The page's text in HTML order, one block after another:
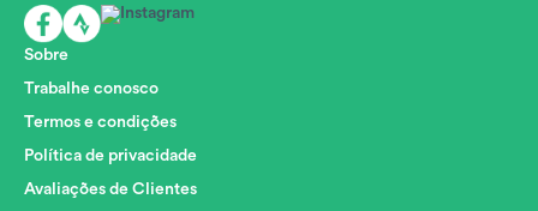
Sobre
Trabalhe conosco
Termos e condições
Política de privacidade
Avaliações de Clientes